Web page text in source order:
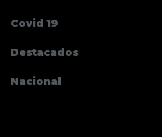
Covid 19
Destacados
Nacional